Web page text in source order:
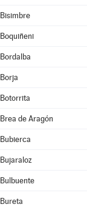
Bisimbre
Boquiñeni
Bordalba
Borja
Botorrita
Brea de Aragón
Bubierca
Bujaraloz
Bulbuente
Bureta